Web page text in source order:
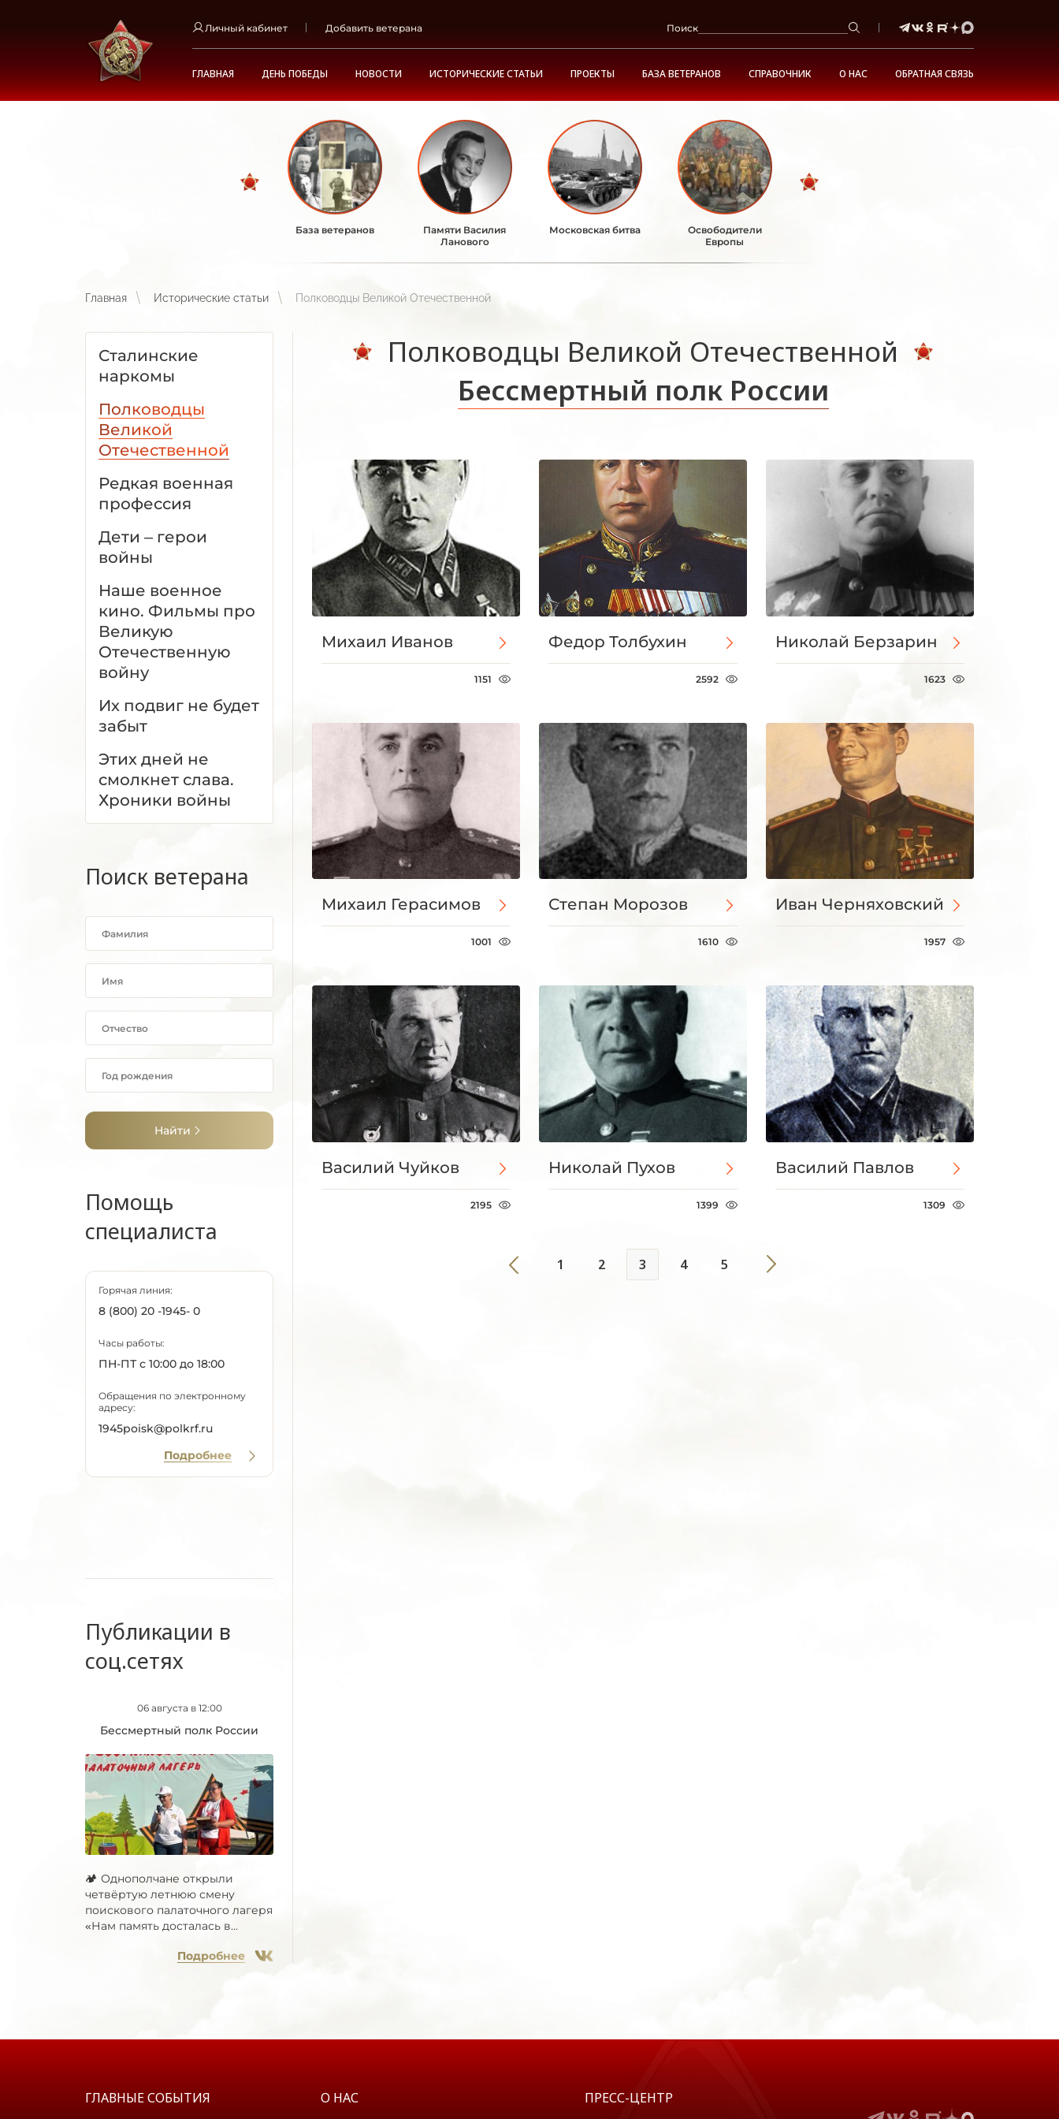
Личный кабинет Добавить ветерана Поиск
ГЛАВНАЯ ДЕНЬ ПОБЕДЫ НОВОСТИ ИСТОРИЧЕСКИЕ СТАТЬИ ПРОЕКТЫ БАЗА ВЕТЕРАНОВ СПРАВОЧНИК О НАС ОБРАТНАЯ СВЯЗЬ
База ветеранов
Памяти Василия
Ланового
Московская битва
Освободители
Европы
Главная Исторические статьи Полководцы Великой Отечественной
Сталинские
наркомы
Полководцы
Великой
Отечественной
Редкая военная
профессия
Дети – герои
войны
Наше военное
кино. Фильмы про
Великую
Отечественную
войну
Их подвиг не будет
забыт
Этих дней не
смолкнет слава.
Хроники войны
Поиск ветерана
Найти
Помощь
специалиста
Горячая линия:
8 (800) 20 -1945- 0
Часы работы:
ПН-ПТ с 10:00 до 18:00
Обращения по электронному
адресу:
1945poisk@polkrf.ru
Подробнее
Публикации в
соц.сетях
06 августа в 12:00
Бессмертный полк России
🏕 Однополчане открыли
четвёртую летнюю смену
поискового палаточного лагеря
«Нам память досталась в...
Подробнее
Полководцы Великой Отечественной
Бессмертный полк России
Михаил Иванов
1151
Федор Толбухин
2592
Николай Берзарин
1623
Михаил Герасимов
1001
Степан Морозов
1610
Иван Черняховский
1957
Василий Чуйков
2195
Николай Пухов
1399
Василий Павлов
1309
1 2 3 4 5
ГЛАВНЫЕ СОБЫТИЯ О НАС ПРЕСС-ЦЕНТР